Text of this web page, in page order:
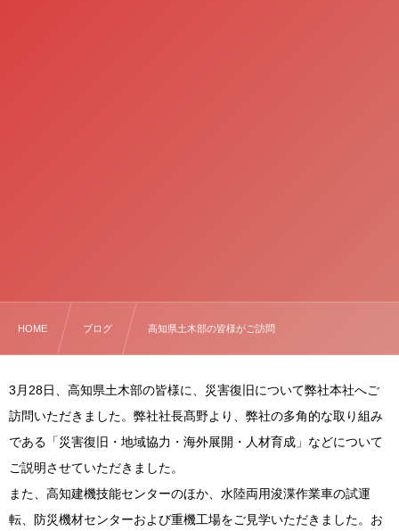
HOME ブログ 高知県土木部の皆様がご訪問
3月28日、高知県土木部の皆様に、災害復旧について弊社本社へご
訪問いただきました。弊社社長髙野より、弊社の多角的な取り組み
である「災害復旧・地域協力・海外展開・人材育成」などについて
ご説明させていただきました。
また、高知建機技能センターのほか、水陸両用浚渫作業車の試運
転、防災機材センターおよび重機工場をご見学いただきました。お